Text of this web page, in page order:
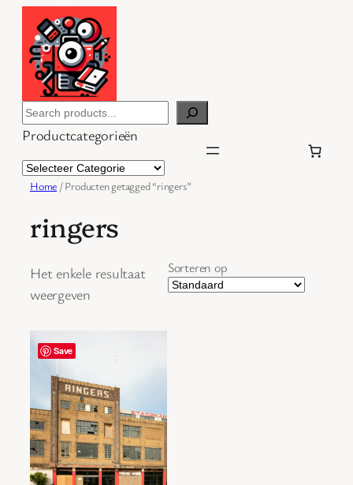
inhoud
Search
Productcategorieën
Home / Producten getagged “ringers”
ringers
Het enkele resultaat
weergeven
Sorteren op
Save